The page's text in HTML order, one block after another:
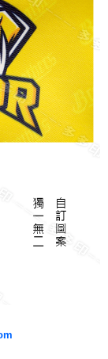
狀況，依本公司即
公司將視審查結果
惡意使用之情形，
取法律行動。